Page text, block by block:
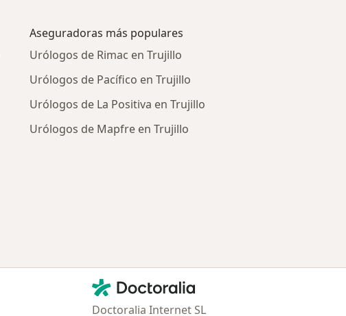
Aseguradoras más populares
Urólogos de Rimac en Trujillo
Urólogos de Pacífico en Trujillo
Urólogos de La Positiva en Trujillo
Urólogos de Mapfre en Trujillo
Contacto
Doctoralia - Página de inicio
Doctoralia Internet SL